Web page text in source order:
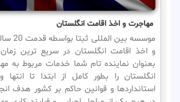
مهاجرت و اخذ اقامت انگلستان
موسسه
و اخذ اقامت انگلستان در سریع ترین
بعنوان نماینده تام شما خدمات مربوط به
انگلستان را بطور کامل از ابتدا تا
استانداردها و قوانین حاکم بر کشور هدف